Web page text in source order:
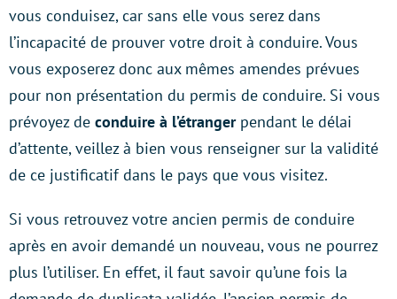
vous conduisez, car sans elle vous serez dans
l’incapacité de prouver votre droit à conduire. Vous
vous exposerez donc aux mêmes amendes prévues
pour non présentation du permis de conduire. Si vous
prévoyez de conduire à l’étrangerpendant le délai
d’attente, veillez à bien vous renseigner sur la validité
de ce justificatif dans le pays que vous visitez.
Si vous retrouvez votre ancien permis de conduire
après en avoir demandé un nouveau, vous ne pourrez
plus l’utiliser. En effet, il faut savoir qu’une fois la